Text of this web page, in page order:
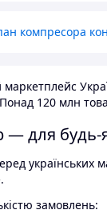
компресора
120 млн
— для будь-
українських
замовлень: